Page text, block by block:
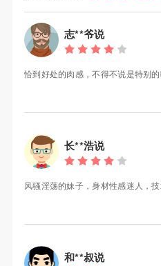
志**爷说
恰到好处的肉感，不得不说是特别
长**浩说
风骚淫荡的妹子，身材性感迷人，
和**叔说